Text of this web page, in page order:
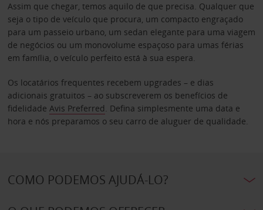
Assim que chegar, temos aquilo de que precisa. Qualquer que
seja o tipo de veículo que procura, um compacto engraçado
para um passeio urbano, um sedan elegante para uma viagem
de negócios ou um monovolume espaçoso para umas férias
em família, o veículo perfeito está à sua espera.
Os locatários frequentes recebem upgrades – e dias
adicionais gratuitos – ao subscreverem os benefícios de
fidelidade Avis Preferred. Defina simplesmente uma data e
hora e nós preparamos o seu carro de aluguer de qualidade.
COMO PODEMOS AJUDÁ-LO?